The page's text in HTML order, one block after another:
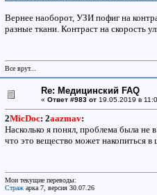
Вернее наоборот, УЗИ пофиг на
разные ткани. Контраст на скорость
Все врут...
Re: Медицинский FAQ
« Ответ #983 от19.05.2019 в
2MicDoc: 2aazmav:
Насколько я понял, проблема была не
что это вещество может накопиться
Мои текущие переводы:
Стражарка 7, версия 30.07.26